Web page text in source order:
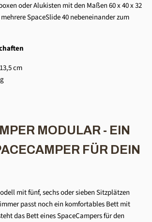
oder Alukisten mit den Maßen 60 x 40 x 32
SpaceSlide 40 nebeneinander zum
cm
MODULAR - EIN
FÜR DEIN
mit fünf, sechs oder sieben Sitzplätzen
passt noch ein komfortables Bett mit
das Bett eines SpaceCampers für den